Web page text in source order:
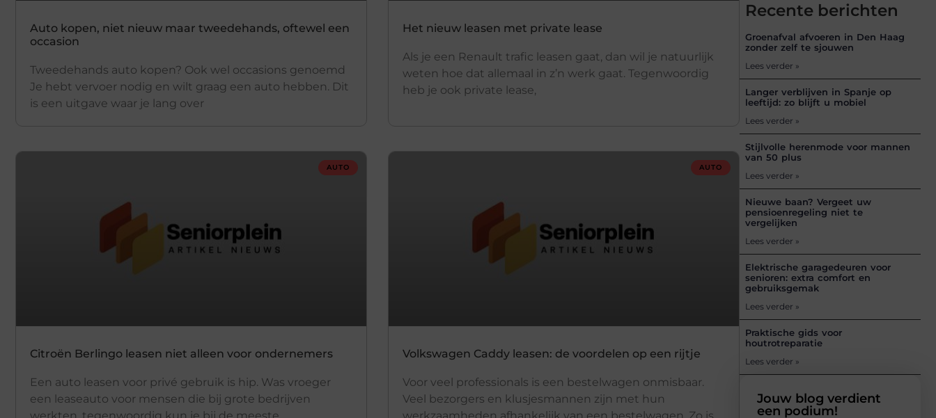
Auto kopen, niet nieuw maar tweedehands, oftewel een
occasion
Tweedehands auto kopen? Ook wel occasions genoemd
Je hebt vervoer nodig en wilt graag een auto hebben. Dit
is een uitgave waar je lang over
Het nieuw leasen met private lease
Als je een Renault trafic leasen gaat, dan wil je natuurlijk
weten hoe dat allemaal in z’n werk gaat. Tegenwoordig
heb je ook private lease,
AUTO
Citroën Berlingo leasen niet alleen voor ondernemers
Een auto leasen voor privé gebruik is hip. Was vroeger
een leaseauto voor mensen die bij grote bedrijven
AUTO
Volkswagen Caddy leasen: de voordelen op een rijtje
Voor veel professionals is een bestelwagen onmisbaar.
Veel bezorgers en klusjesmannen zijn met hun
Recente berichten
Groenafval afvoeren in Den Haag
zonder zelf te sjouwen
Lees verder »
Langer verblijven in Spanje op
leeftijd: zo blijft u mobiel
Lees verder »
Stijlvolle herenmode voor mannen
van 50 plus
Lees verder »
Nieuwe baan? Vergeet uw
pensioenregeling niet te
vergelijken
Lees verder »
Elektrische garagedeuren voor
senioren: extra comfort en
gebruiksgemak
Lees verder »
Praktische gids voor
houtrotreparatie
Lees verder »
Jouw blog verdient
een podium!